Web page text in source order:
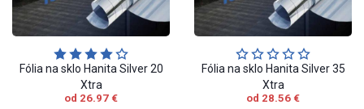
Fólia na sklo Hanita Silver 20
Xtra
od 26.97 €
Fólia na sklo Hanita Silver 35
Xtra
od 28.56 €